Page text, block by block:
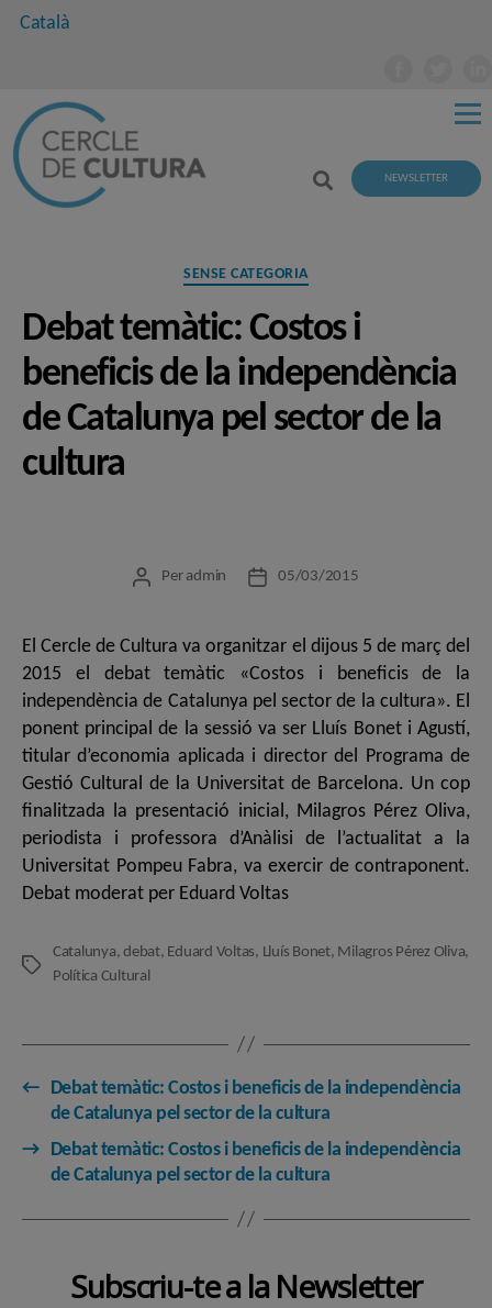
Català
NEWSLETTER
Categories
SENSE CATEGORIA
Debat temàtic: Costos i
beneficis de la independència
de Catalunya pel sector de la
cultura
Autor
Per admin
Data05/03/2015
El Cercle de Cultura va organitzar el dijous 5 de març del
2015 el debat temàtic «Costos i beneficis de la
independència de Catalunya pel sector de la cultura». El
ponent principal de la sessió va ser Lluís Bonet i Agustí,
titular d’economia aplicada i director del Programa de
Gestió Cultural de la Universitat de Barcelona. Un cop
finalitzada la presentació inicial, Milagros Pérez Oliva,
periodista i professora d’Anàlisi de l’actualitat a la
Universitat Pompeu Fabra, va exercir de contraponent.
Debat moderat per Eduard Voltas
Etiquetes
Catalunya,debat, Eduard Voltas, Lluís Bonet, Milagros Pérez Oliva,
Política Cultural
←
Debat temàtic: Costos i beneficis de la independència
de Catalunya pel sector de la cultura
→
Debat temàtic: Costos i beneficis de la independència
de Catalunya pel sector de la cultura
Subscriu-te a la Newsletter